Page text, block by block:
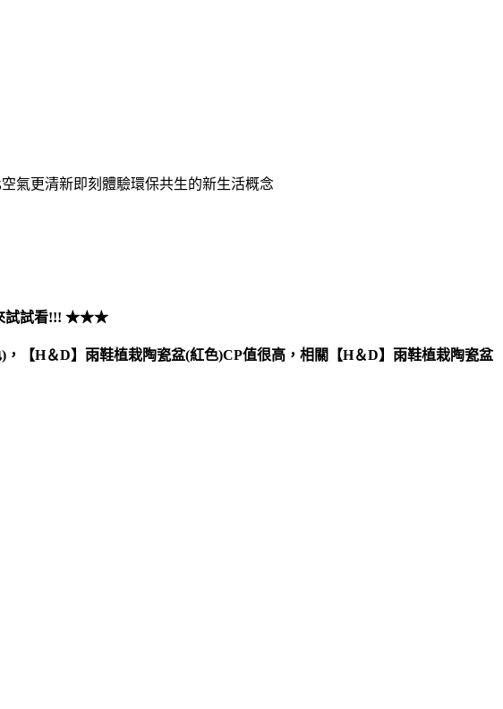
氣更清新即刻體驗環保共生的新生活概念
試試看!!! ★★★
【H＆D】雨鞋植栽陶瓷盆(紅色)CP值很高，相關【H＆D】雨鞋植栽陶瓷盆